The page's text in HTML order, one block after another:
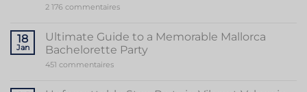
2 176 commentairessur
Sensational
World
of
18
Jan
Ultimate Guide to a Memorable Mallorca
Bachelorette Party
451 commentairessur